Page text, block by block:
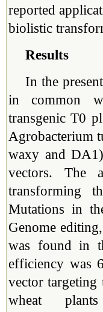
reported
biolistic
Results
In the
in common
transgenic T0
Agrobacterium
waxy and
vectors. The
transforming
Mutations in
Genome
was found in
efficiency was
vector
wheat plants